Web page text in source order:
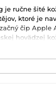
je ručne šité
ktoré je
čip Apple
hovädzej
prívesok a
Airtag.